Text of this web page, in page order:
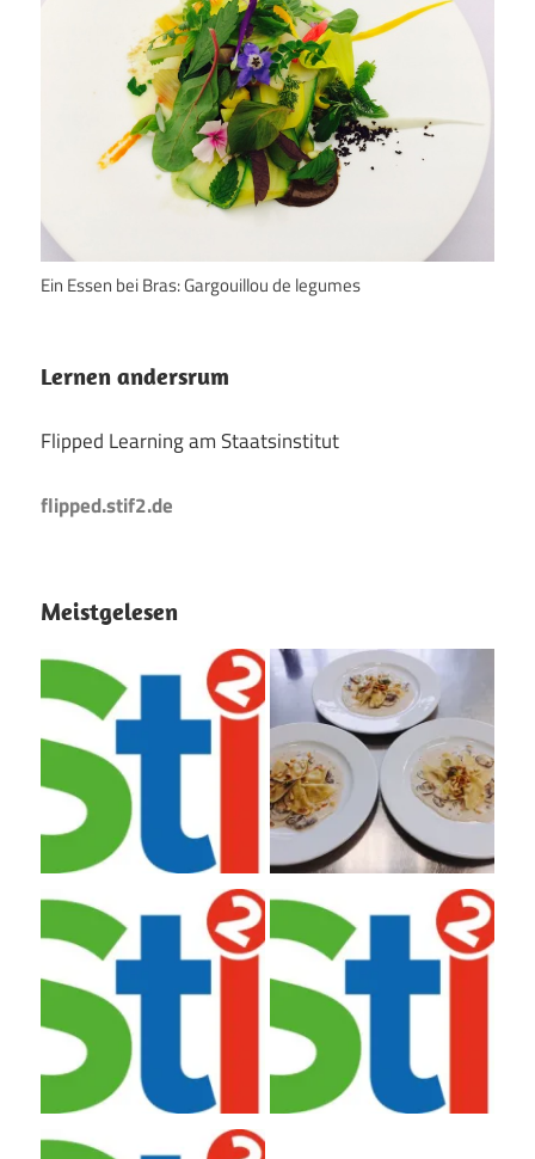
Ein Essen bei Bras: Gargouillou de legumes
Lernen andersrum
Flipped Learning am Staatsinstitut
flipped.stif2.de
Meistgelesen